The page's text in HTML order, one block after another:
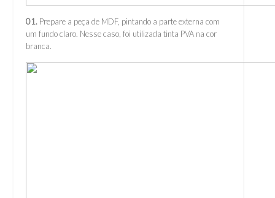
01. Prepare a peça de MDF, pintando a parte externa com
um fundo claro. Nesse caso, foi utilizada tinta PVA na cor
branca.